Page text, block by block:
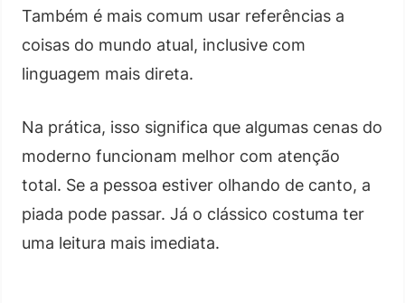
Também é mais comum usar referências a
coisas do mundo atual, inclusive com
linguagem mais direta.
Na prática, isso significa que algumas cenas do
moderno funcionam melhor com atenção
total. Se a pessoa estiver olhando de canto, a
piada pode passar. Já o clássico costuma ter
uma leitura mais imediata.